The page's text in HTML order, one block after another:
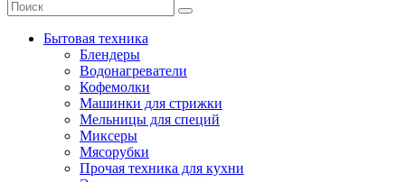
Бытовая техника
Блендеры
Водонагреватели
Кофемолки
Машинки для стрижки
Мельницы для специй
Миксеры
Мясорубки
Прочая техника для кухни